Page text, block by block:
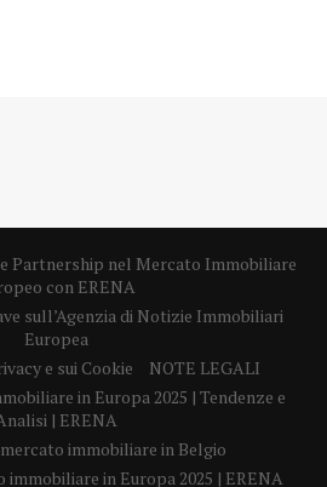
Partnership nel Mercato Immobiliare
con ERENA
sull’Agenzia di Notizie Immobiliari
Europea
e sui Cookie
NOTE LEGALI
in Europa 2025 | Tendenze e
| ERENA
immobiliare in Belgio
in Europa 2025 | ERENA